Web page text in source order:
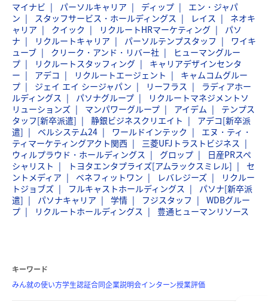
マイナビ パーソルキャリア ディップ
エン・ジャパ
ン
スタッフサービス・ホールディングス レイス
ネオキ
ャリア
クイック リクルートHRマーケティング
パソ
ナ
リクルートキャリア パーソルテンプスタッフ
ワイキ
ューブ
クリーク・アンド・リバー社
ヒューマングルー
プ
リクルートスタッフィング
キャリアデザインセンタ
ー
アデコ リクルートエージェント
キャムコムグルー
プ
ジェイ エイ シージャパン リーフラス
ラディアホー
ルディングス
パソナグループ
リクルートマネジメントソ
リューションズ
マンパワーグループ アイデム
テンプス
タッフ[新卒派遣]
静銀ビジネスクリエイト
アデコ[新卒派
遣]
ベルシステム24 ワールドインテック
エヌ・ティ・
ティマーケティングアクト関西
三菱UFJトラストビジネス
ウィルプラウド・ホールディングス
グロップ
日産PRスペ
シャリスト
トヨタエンタプライズ[アムラックスミレル]
セ
ントメディア
ベネフィットワン レバレジーズ
リクルー
トジョブズ
フルキャストホールディングス
パソナ[新卒派
遣]
パソナキャリア 学情 フジスタッフ
WDBグルー
プ
リクルートホールディングス 豊通ヒューマンリソース
キーワード
みん就の使い方学生認証合同企業説明会インターン授業評価